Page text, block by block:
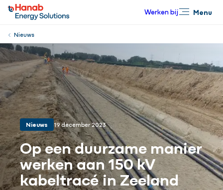
Werken bij Menu
Nieuws
Nieuws 19 december 2023
Op een duurzame manier
werken aan 150 kV
kabeltracé in Zeeland
Sluiten